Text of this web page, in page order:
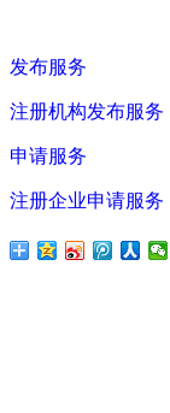
发布服务
注册机构发布服务
申请服务
注册企业申请服务